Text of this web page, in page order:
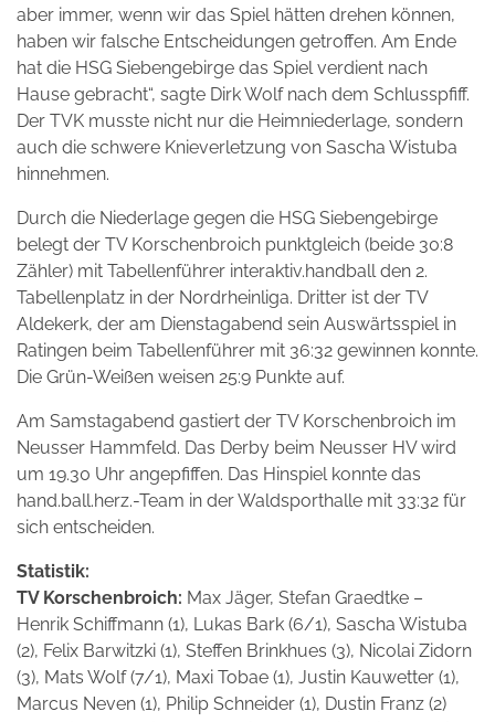
aber immer, wenn wir das Spiel hätten drehen können,
haben wir falsche Entscheidungen getroffen. Am Ende
hat die HSG Siebengebirge das Spiel verdient nach
Hause gebracht“, sagte Dirk Wolf nach dem Schlusspfiff.
Der TVK musste nicht nur die Heimniederlage, sondern
auch die schwere Knieverletzung von Sascha Wistuba
hinnehmen.
Durch die Niederlage gegen die HSG Siebengebirge
belegt der TV Korschenbroich punktgleich (beide 30:8
Zähler) mit Tabellenführer interaktiv.handball den 2.
Tabellenplatz in der Nordrheinliga. Dritter ist der TV
Aldekerk, der am Dienstagabend sein Auswärtsspiel in
Ratingen beim Tabellenführer mit 36:32 gewinnen konnte.
Die Grün-Weißen weisen 25:9 Punkte auf.
Am Samstagabend gastiert der TV Korschenbroich im
Neusser Hammfeld. Das Derby beim Neusser HV wird
um 19.30 Uhr angepfiffen. Das Hinspiel konnte das
hand.ball.herz.-Team in der Waldsporthalle mit 33:32 für
sich entscheiden.
Statistik:
TV Korschenbroich: Max Jäger, Stefan Graedtke –
Henrik Schiffmann (1), Lukas Bark (6/1), Sascha Wistuba
(2), Felix Barwitzki (1), Steffen Brinkhues (3), Nicolai Zidorn
(3), Mats Wolf (7/1), Maxi Tobae (1), Justin Kauwetter (1),
Marcus Neven (1), Philip Schneider (1), Dustin Franz (2)